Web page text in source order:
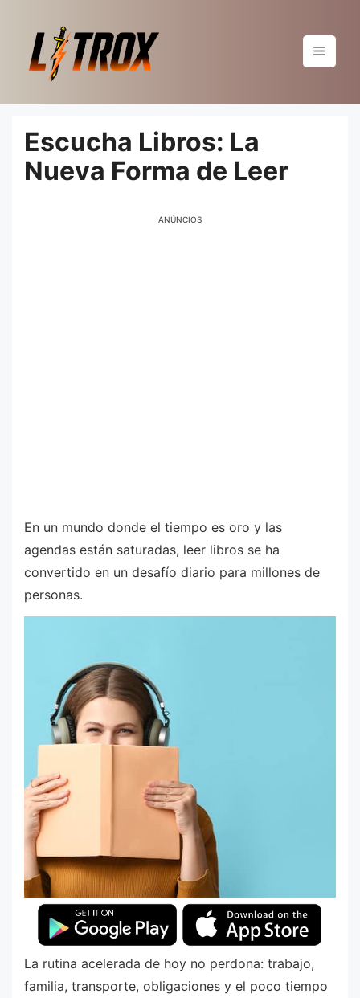
conteúdo
Menu
Escucha Libros: La
Nueva Forma de Leer
ANÚNCIOS
En un mundo donde el tiempo es oro y las
agendas están saturadas, leer libros se ha
convertido en un desafío diario para millones de
personas.
La rutina acelerada de hoy no perdona: trabajo,
familia, transporte, obligaciones y el poco tiempo